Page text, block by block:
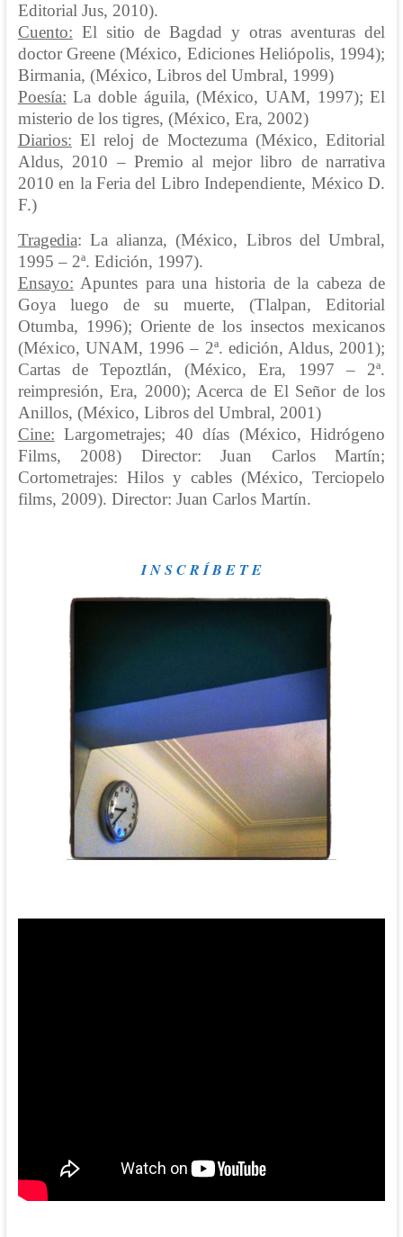
Editorial Jus, 2010).
Cuento: El sitio de Bagdad y otras aventuras del
doctor Greene (México, Ediciones Heliópolis, 1994);
Birmania, (México, Libros del Umbral, 1999)
Poesía: La doble águila, (México, UAM, 1997); El
misterio de los tigres, (México, Era, 2002)
Diarios: El reloj de Moctezuma (México, Editorial
Aldus, 2010 – Premio al mejor libro de narrativa
2010 en la Feria del Libro Independiente, México D.
F.)
Tragedia: La alianza, (México, Libros del Umbral,
1995 – 2ª. Edición, 1997).
Ensayo: Apuntes para una historia de la cabeza de
Goya luego de su muerte, (Tlalpan, Editorial
Otumba, 1996); Oriente de los insectos mexicanos
(México, UNAM, 1996 – 2ª. edición, Aldus, 2001);
Cartas de Tepoztlán, (México, Era, 1997 – 2ª.
reimpresión, Era, 2000); Acerca de El Señor de los
Anillos, (México, Libros del Umbral, 2001)
Cine: Largometrajes; 40 días (México, Hidrógeno
Films, 2008) Director: Juan Carlos Martín;
Cortometrajes: Hilos y cables (México, Terciopelo
films, 2009). Director: Juan Carlos Martín.
I N S C R Í B E T E